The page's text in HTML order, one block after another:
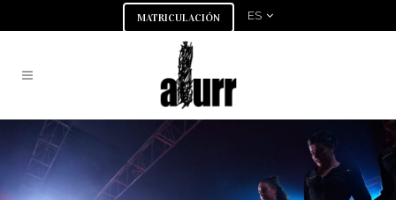
MATRICULACIÓN ES